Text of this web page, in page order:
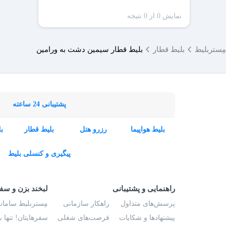
نمایش 0 از 0 نتیجه
مِستربلیط بلیط قطار بلیط قطار سیمین دشت به ورامین
پشتیبانی 24 ساعته
بلیط هواپیما رزرو هتل بلیط قطار
پیگیری و کنسلی بلیط
راهنمایی و پشتیبانی
پرسش‌های متداول
پیشنهادها و شکایات
راهکار سازمانی
فرصت‌های شغلی
لبخند بزن و
مِستربلیط
سفرهایتان!